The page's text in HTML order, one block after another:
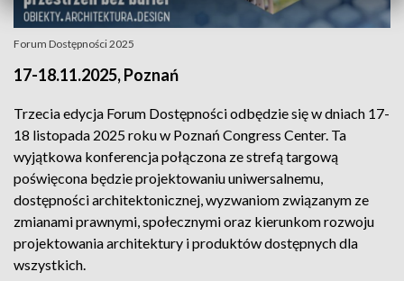
Forum Dostępności 2025
17-18.11.2025, Poznań
Trzecia edycja Forum Dostępności odbędzie się w dniach 17-
18 listopada 2025 roku w Poznań Congress Center. Ta
wyjątkowa konferencja połączona ze strefą targową
poświęcona będzie projektowaniu uniwersalnemu,
dostępności architektonicznej, wyzwaniom związanym ze
zmianami prawnymi, społecznymi oraz kierunkom rozwoju
projektowania architektury i produktów dostępnych dla
wszystkich.